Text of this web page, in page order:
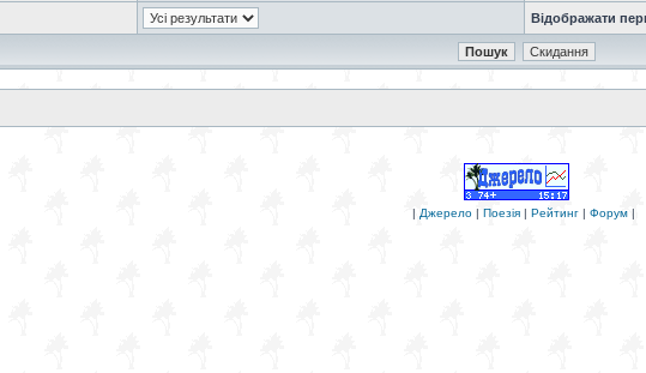
Відображати
| Джерело | Поезія | Рейтинг | Форум |